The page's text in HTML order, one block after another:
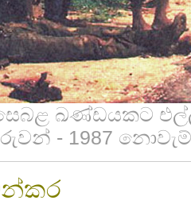
ඛණ්ඩයකට
- 1987